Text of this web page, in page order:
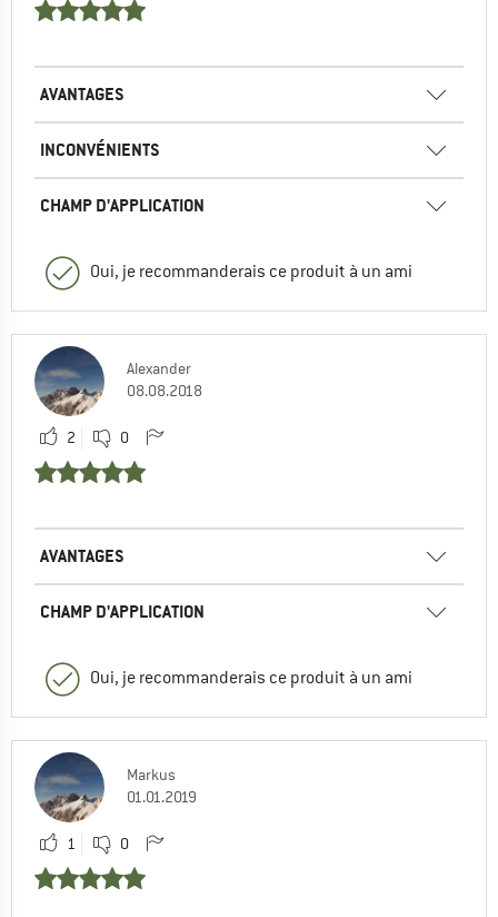
AVANTAGES
INCONVÉNIENTS
CHAMP D'APPLICATION
Oui, je recommanderais ce produit à un ami
Alexander
08.08.2018
2 0
AVANTAGES
CHAMP D'APPLICATION
Oui, je recommanderais ce produit à un ami
Markus
01.01.2019
1 0